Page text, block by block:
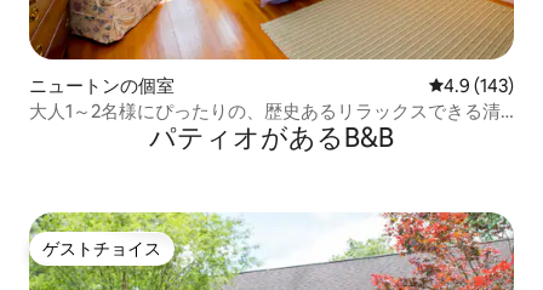
ニュートンの個室 レビュー143
4.9 (143)
大人1～2名様にぴったりの、歴史あるリラックスできる清
パティオがあるB&B
ゲストチョイス
ゲストチョイス